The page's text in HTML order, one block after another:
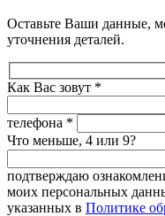
Оставьте Ваши данные,
уточнения деталей.
Как Вас зовут *
телефона *
Что меньше, 4 или 9?
подтверждаю
моих персональных
указанных в Политике